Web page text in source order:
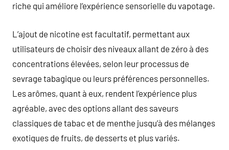
riche qui améliore l’expérience sensorielle du vapotage.
L’ajout de nicotine est facultatif, permettant aux
utilisateurs de choisir des niveaux allant de zéro à des
concentrations élevées, selon leur processus de
sevrage tabagique ou leurs préférences personnelles.
Les arômes, quant à eux, rendent l’expérience plus
agréable, avec des options allant des saveurs
classiques de tabac et de menthe jusqu’à des mélanges
exotiques de fruits, de desserts et plus variés.